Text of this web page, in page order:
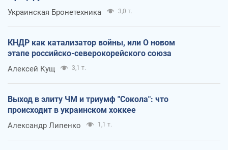
Украинская Бронетехника 3,0 т.
КНДР как катализатор войны, или О новом
этапе российско-северокорейского союза
Алексей Кущ 3,1 т.
Выход в элиту ЧМ и триумф "Сокола": что
происходит в украинском хоккее
Александр Липенко 1,1 т.